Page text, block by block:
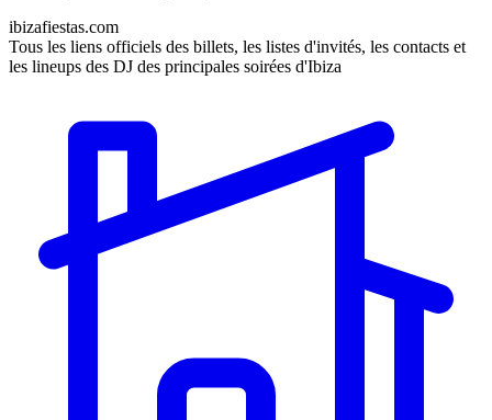
ibizafiestas.com
Tous les liens officiels des billets, les listes d'invités, les contacts et
les lineups des DJ des principales soirées d'Ibiza